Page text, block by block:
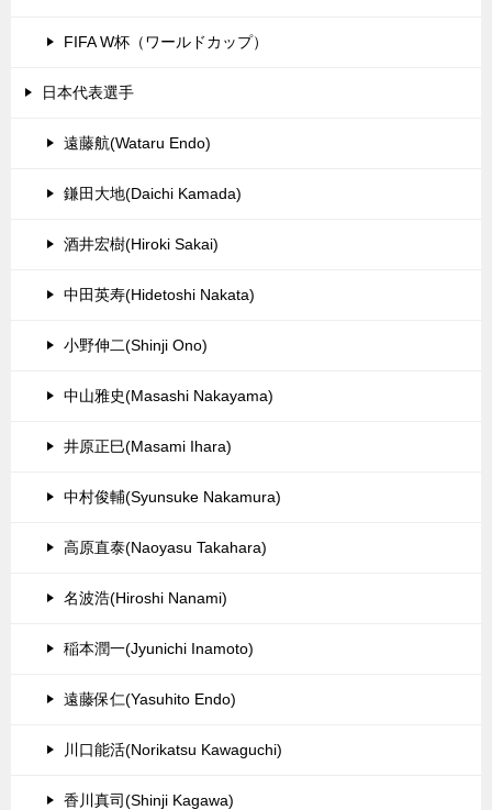
FIFA W杯（ワールドカップ）
日本代表選手
遠藤航(Wataru Endo)
鎌田大地(Daichi Kamada)
酒井宏樹(Hiroki Sakai)
中田英寿(Hidetoshi Nakata)
小野伸二(Shinji Ono)
中山雅史(Masashi Nakayama)
井原正巳(Masami Ihara)
中村俊輔(Syunsuke Nakamura)
高原直泰(Naoyasu Takahara)
名波浩(Hiroshi Nanami)
稲本潤一(Jyunichi Inamoto)
遠藤保仁(Yasuhito Endo)
川口能活(Norikatsu Kawaguchi)
香川真司(Shinji Kagawa)